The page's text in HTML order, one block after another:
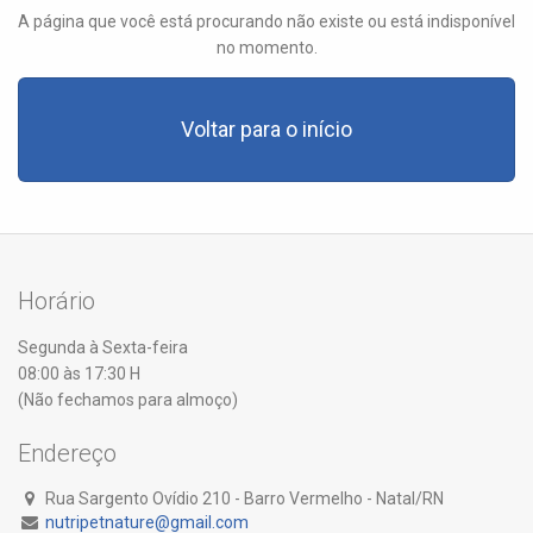
A página que você está procurando não existe ou está indisponível
no momento.
Voltar para o início
Horário
Segunda à Sexta-feira
08:00 às 17:30 H
(Não fechamos para almoço)
Endereço
Rua Sargento Ovídio 210 - Barro Vermelho - Natal/RN
nutripetnature@gmail.com